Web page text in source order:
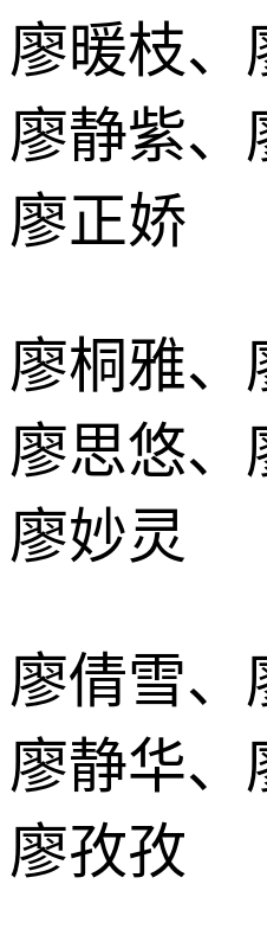
廖暖枝、
廖静紫、
廖正娇
廖桐雅、
廖思悠、
廖妙灵
廖倩雪、
廖静华、
廖孜孜